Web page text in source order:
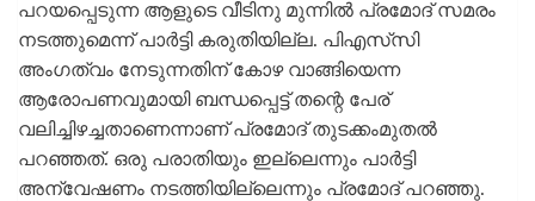
പറയപ്പെടുന്ന ആളുടെ വീടിനു മുന്നിൽ പ്രമോദ് സമരം
നടത്തുമെന്ന് പാർട്ടി കരുതിയില്ല. പിഎസ്‌സി
അംഗത്വം നേടുന്നതിന് കോഴ വാങ്ങിയെന്ന
ആരോപണവുമായി ബന്ധപ്പെട്ട് തന്റെ പേര്
വലിച്ചിഴച്ചതാണെന്നാണ് പ്രമോദ് തുടക്കംമുതൽ
പറഞ്ഞത്. ഒരു പരാതിയും ഇല്ലെന്നും പാർട്ടി
അന്വേഷണം നടത്തിയില്ലെന്നും പ്രമോദ് പറഞ്ഞു.